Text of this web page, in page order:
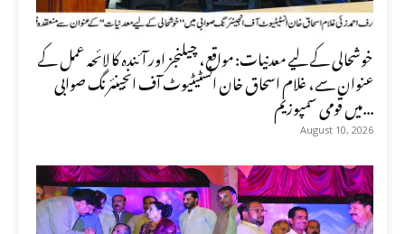
خوشحالی کے لیے معدنیات: مواقع، چیلنجز اور آئندہ کا لائحہ عمل کے
عنوان سے، غلام اسحاق خان انسٹیٹیوٹ آف انجینئرنگ صوابی
میں قومی سمپوزیم...
August 10, 2026